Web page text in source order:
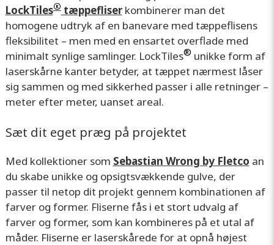
LockTiles®tæppefliserkombinerer man det
homogene udtryk af en banevare med tæppeflisens
fleksibilitet – men med en ensartet overflade med
minimalt synlige samlinger. LockTiles® unikke form af
laserskårne kanter betyder, at tæppet nærmest låser
sig sammen og med sikkerhed passer i alle retninger –
meter efter meter, uanset areal.
Sæt dit eget præg på projektet
Med kollektioner som Sebastian Wrong by Fletco an
du skabe unikke og opsigtsvækkende gulve, der
passer til netop dit projekt gennem kombinationen af
farver og former. Fliserne fås i et stort udvalg af
farver og former, som kan kombineres på et utal af
måder. Fliserne er laserskårede for at opnå højest